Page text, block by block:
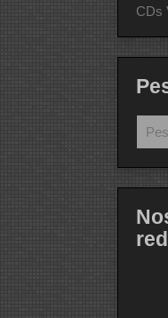
CDs
por: